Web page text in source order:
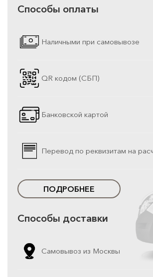
Способы оплаты
Наличными при самовывозе
QR кодом (СБП)
Банковской картой
Перевод по реквизитам на
ПОДРОБНЕЕ
Способы доставки
Самовывоз из Москвы